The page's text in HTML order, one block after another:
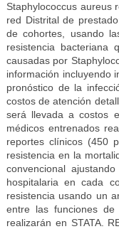
Staphylococcus aureus
red Distrital de
de cohortes, usando
resistencia bacteriana
causadas por
información incluyendo
pronóstico de la
costos de atención
será llevada a costos
médicos entrenados
reportes clínicos (450
resistencia en la
convencional
hospitalaria en cada
resistencia usando un
entre las funciones
realizarán en STATA.